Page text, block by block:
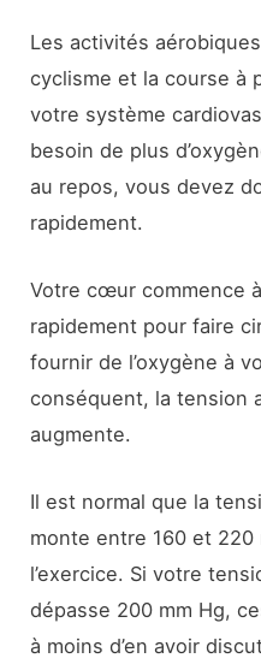
Les activités
cyclisme et la course à
votre système
besoin de plus
au repos, vous devez
rapidement.
Votre cœur commence
rapidement pour faire
fournir de l’oxygène à
conséquent, la tension
augmente.
Il est normal que la
monte entre 160 et 220
l’exercice. Si votre
dépasse 200 mm Hg,
à moins d’en avoir